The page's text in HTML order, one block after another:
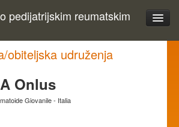
pedijatrijskim reumatskim
obiteljska udruženja
Onlus
Giovanile - Italia